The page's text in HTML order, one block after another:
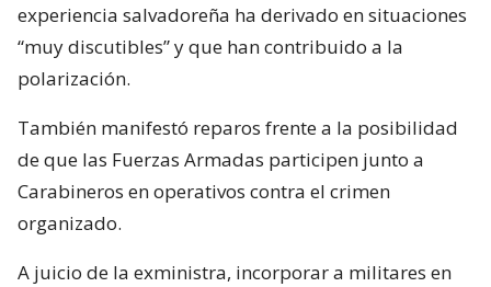
experiencia salvadoreña ha derivado en situaciones
“muy discutibles” y que han contribuido a la
polarización.
También manifestó reparos frente a la posibilidad
de que las Fuerzas Armadas participen junto a
Carabineros en operativos contra el crimen
organizado.
A juicio de la exministra, incorporar a militares en